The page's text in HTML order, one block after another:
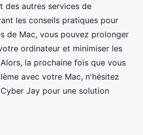
des autres services de
les conseils pratiques pour
de Mac, vous pouvez prolonger
ordinateur et minimiser les
la prochaine fois que vous
avec votre Mac, n'hésitez
Jay pour une solution